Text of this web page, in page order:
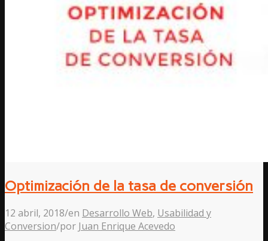
Optimización de la tasa de conversión
12 abril, 2018/en Desarrollo Web, Usabilidad y
Conversion/por Juan Enrique Acevedo